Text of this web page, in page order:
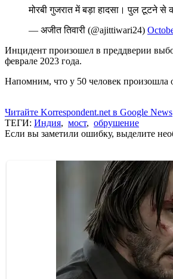
मोरबी गुजरात में बड़ा हादसा। पुल टूटने से
— अजीत तिवारी (@ajittiwari24)
Инцидент произошел в преддверии
феврале 2023 года.
Напомним, что у 50 человек произошла
Читайте Korrespondent.net в Google News
ТЕГИ: Индия, мост, обрушение
Если вы заметили ошибку, выделите